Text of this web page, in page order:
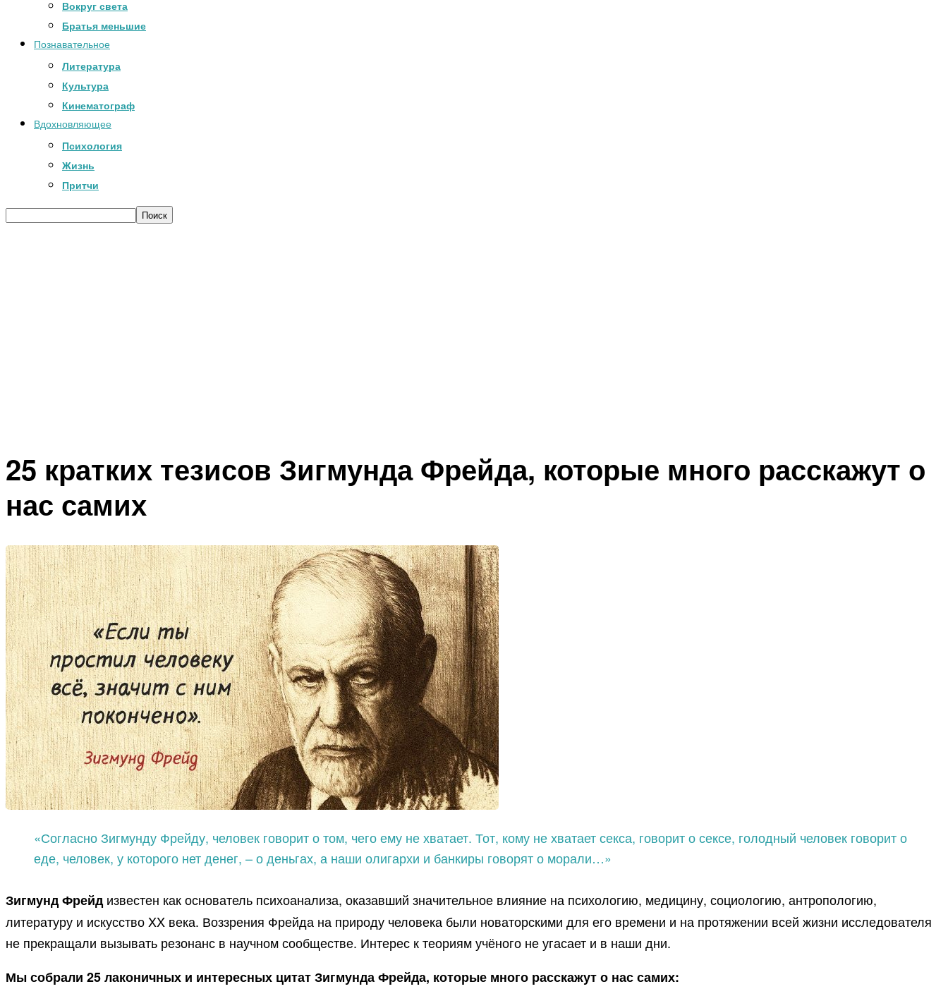
Вокруг света
Братья меньшие
Познавательное
Литература
Культура
Кинематограф
Вдохновляющее
Психология
Жизнь
Притчи
25 кратких тезисов Зигмунда Фрейда, которые много расскажут о
нас самих
«Согласно Зигмунду Фрейду, человек говорит о том, чего ему не хватает. Тот, кому не хватает секса, говорит о сексе, голодный человек говорит о
еде, человек, у которого нет денег, – о деньгах, а наши олигархи и банкиры говорят о морали…»
Зигмунд Фрейдизвестен как основатель психоанализа, оказавший значительное влияние на психологию, медицину, социологию, антропологию,
литературу и искусство XX века. Воззрения Фрейда на природу человека были новаторскими для его времени и на протяжении всей жизни исследователя
не прекращали вызывать резонанс в научном сообществе. Интерес к теориям учёного не угасает и в наши дни.
Мы собрали 25 лаконичных и интересных цитат Зигмунда Фрейда, которые много расскажут о нас самих: